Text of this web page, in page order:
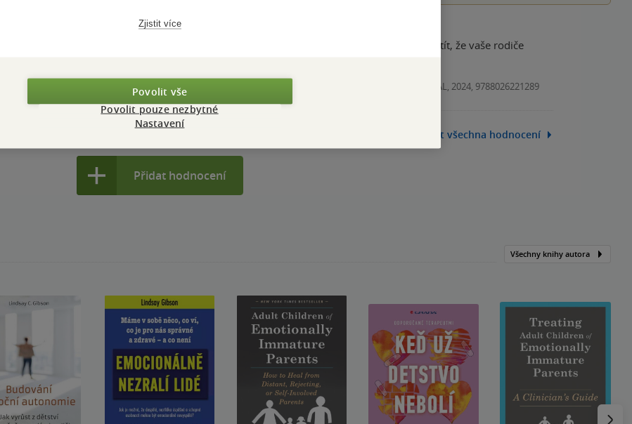
jsem si neuvědomil, jak moc nás ovlivní dětství. Je to docela mindfuck, budete se potom cítít, že vaše rodiče
Kniha, PORTÁL, 2024, 9788026221289
Zobrazit všechna hodnocení
Přidat hodnocení
Všechny knihy autora
Zjistit více
Povolit vše
Povolit pouze nezbytné
Nastavení